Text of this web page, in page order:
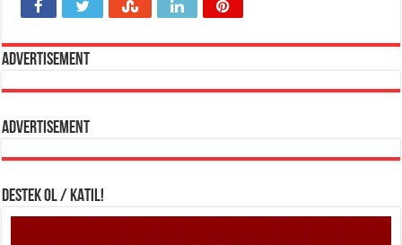
Advertisement
Advertisement
DESTEK OL / KATIL!